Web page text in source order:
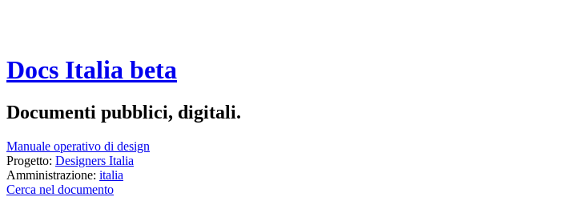
Docs Italia beta
Documenti pubblici, digitali.
Manuale operativo di design
Progetto: Designers Italia
Amministrazione: italia
Cerca nel documento